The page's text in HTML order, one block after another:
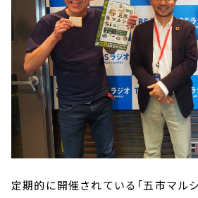
定期的に開催されている「五市マル